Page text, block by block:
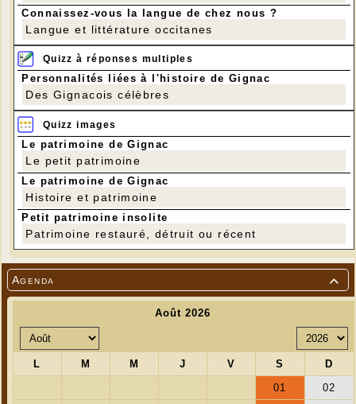

Agenda
Connaissez-vous la langue de chez nous ?
Langue et littérature occitanes
Quizz à réponses multiples
Personnalités liées à l'histoire de Gignac
Des Gignacois célèbres
Quizz images
Le patrimoine de Gignac
Le petit patrimoine
Le patrimoine de Gignac
Histoire et patrimoine
Petit patrimoine insolite
Patrimoine restauré, détruit ou récent